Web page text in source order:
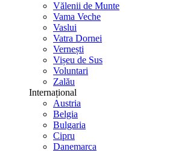
Vălenii de Munte
Vama Veche
Vaslui
Vatra Dornei
Vernești
Vișeu de Sus
Voluntari
Zalău
Internațional
Austria
Belgia
Bulgaria
Cipru
Danemarca